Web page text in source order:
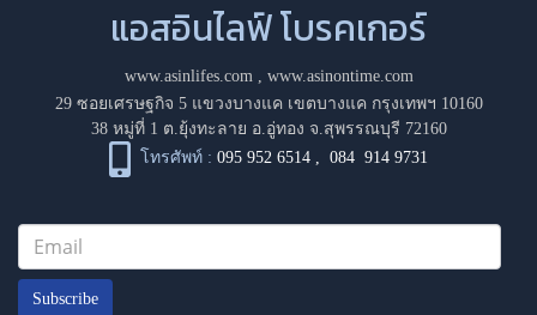
แอสอินไลฟ์ โบรคเกอร์
www.asinlifes.com, www.asinontime.com
29 ซอยเศรษฐกิจ 5 แขวงบางแค เขตบางแค กรุงเทพฯ 10160
38 หมู่ที่ 1 ต.ยุ้งทะลาย อ.อู่ทอง จ.สุพรรณบุรี 72160
โทรศัพท์ : 095 952 6514 ,084 914 9731
Subscribe